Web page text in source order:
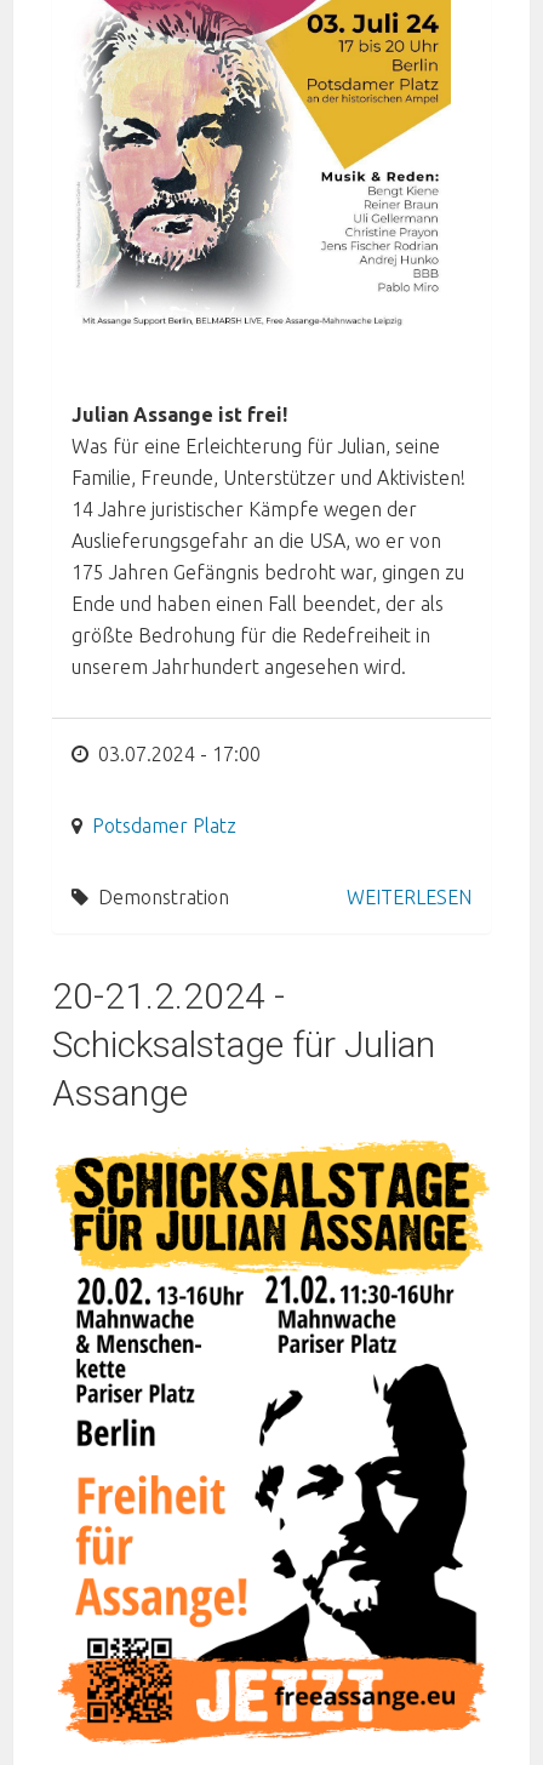
Julian Assange ist frei!
Was für eine Erleichterung für Julian, seine
Familie, Freunde, Unterstützer und Aktivisten!
14 Jahre juristischer Kämpfe wegen der
Auslieferungsgefahr an die USA, wo er von
175 Jahren Gefängnis bedroht war, gingen zu
Ende und haben einen Fall beendet, der als
größte Bedrohung für die Redefreiheit in
unserem Jahrhundert angesehen wird.
03.07.2024 - 17:00
Potsdamer Platz
Demonstration WEITERLESEN
20-21.2.2024 -
Schicksalstage für Julian
Assange